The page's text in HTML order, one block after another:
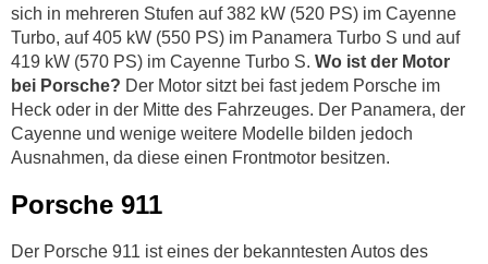
sich in mehreren Stufen auf 382 kW (520 PS) im Cayenne
Turbo, auf 405 kW (550 PS) im Panamera Turbo S und auf
419 kW (570 PS) im Cayenne Turbo S. Wo ist der Motor
bei Porsche? Der Motor sitzt bei fast jedem Porsche im
Heck oder in der Mitte des Fahrzeuges. Der Panamera, der
Cayenne und wenige weitere Modelle bilden jedoch
Ausnahmen, da diese einen Frontmotor besitzen.
Porsche 911
Der Porsche 911 ist eines der bekanntesten Autos des